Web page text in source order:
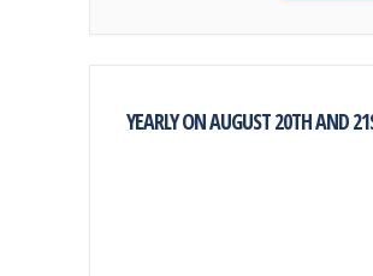
YEARLY ON AUGUST 20TH AND